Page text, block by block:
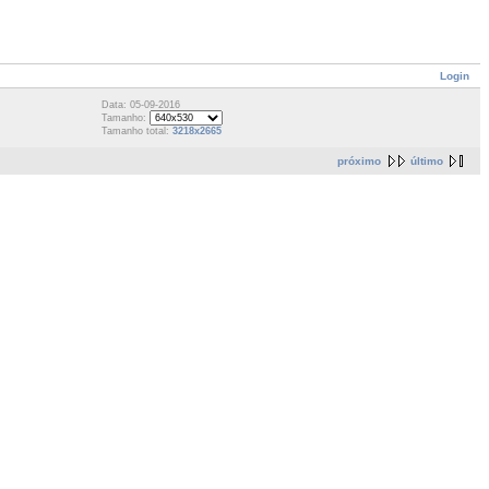
Login
Data: 05-09-2016
Tamanho:
Tamanho total: 3218x2665
próximo último